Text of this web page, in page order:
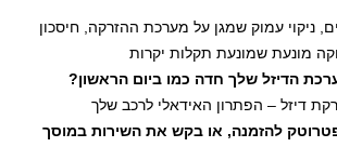
ניקוי עמוק שמגן על מערכת ההזרקה, חיסכון
מונעת שמונעת תקלות יקרות
הדיזל שלך חדה כמו ביום הראשון?
להזמנה, או בקש את השירות במוסך